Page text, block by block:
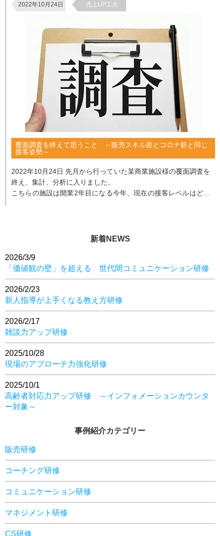
2022年10月24日
売上UP工夫
覆面調査を終えて思うこと ～販売スキル差とコロナ前と同じ
接客姿勢～
2022年10月24日 先月から行っていた某商業施設様の覆面調査を
終え、集計、分析に入りました。
こちらの施設は開業2年目になる今年、現在の接客レベルはどの
新着NEWS
2026/3/9
「価値観の壁」を超える 世代間コミュニケーション研修
2026/2/23
新人指導が上手くなる教え方研修
2026/2/17
雑談力アップ研修
2025/10/28
現場のアプローチ力強化研修
2025/10/1
高齢者対応力アップ研修 ～インフォメーションカウンタ
ー対象～
事例紹介カテゴリー
販売研修
コーチング研修
コミュニケーション研修
マネジメント研修
CS研修